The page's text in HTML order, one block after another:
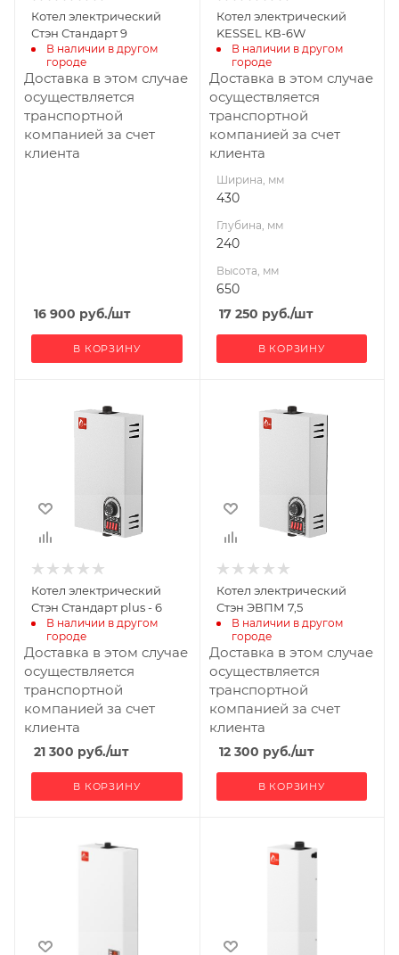
Котел электрический
Стэн Стандарт 9
В наличии в другом
городе
Доставка в этом случае
осуществляется
транспортной
компанией за счет
клиента
16 900 руб./шт
В КОРЗИНУ
Котел электрический
KESSEL КВ-6W
В наличии в другом
городе
Доставка в этом случае
осуществляется
транспортной
компанией за счет
клиента
Ширина, мм
430
Глубина, мм
240
Высота, мм
650
17 250 руб./шт
В КОРЗИНУ
Котел электрический
Стэн Стандарт plus - 6
В наличии в другом
городе
Доставка в этом случае
осуществляется
транспортной
компанией за счет
клиента
21 300 руб./шт
В КОРЗИНУ
Котел электрический
Стэн ЭВПМ 7,5
В наличии в другом
городе
Доставка в этом случае
осуществляется
транспортной
компанией за счет
клиента
12 300 руб./шт
В КОРЗИНУ